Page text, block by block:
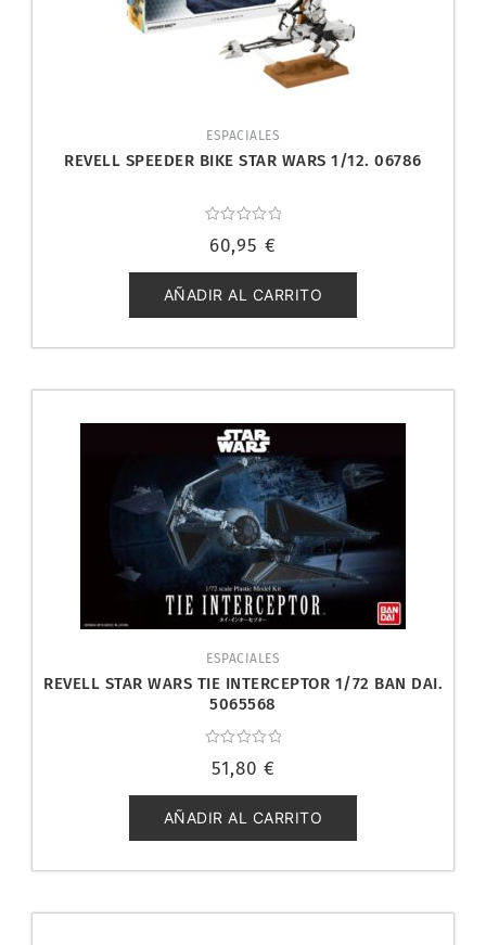
ESPACIALES
REVELL SPEEDER BIKE STAR WARS 1/12. 06786
con
de
5
60,95 €
AÑADIR AL CARRITO
ESPACIALES
REVELL STAR WARS TIE INTERCEPTOR 1/72 BAN DAI.
5065568
con
de
5
51,80 €
AÑADIR AL CARRITO